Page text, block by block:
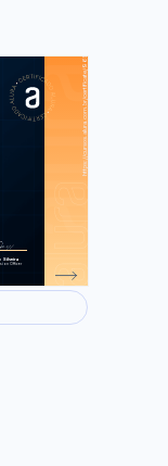
Silveira
Officer
https://cursos.alura.com.br/certificate/96be07d6-fb65-4b4e-80f7-fd93a1d1223b
LAS
Projetos
Produtos